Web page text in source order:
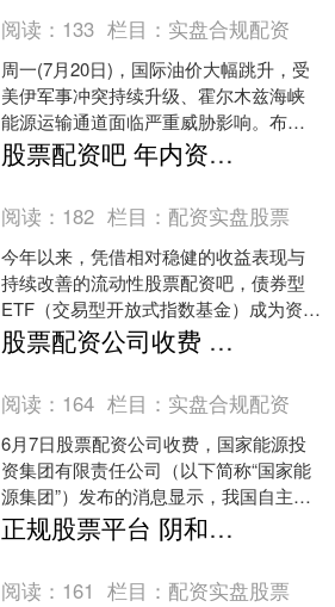
阅读： 133 栏目： 实盘合规配资
周一(7月20日)，国际油价大幅跳升，受
美伊军事冲突持续升级、霍尔木兹海峡
能源运输通道面临严重威胁影响。布伦
特原油期货一度突破每桶91美元，美原
油(WTI)一度....
股票配资吧 年内资金持续增配债券型ETF
阅读： 182 栏目： 配资实盘股票
今年以来，凭借相对稳健的收益表现与
持续改善的流动性股票配资吧，债券型
ETF（交易型开放式指数基金）成为资金
避险保值、底仓配置的重要选择。Wind
数据显示，截至6....
股票配资公司收费 核心技术持续突破 煤电企业绿色低碳转型提速
阅读： 164 栏目： 实盘合规配资
6月7日股票配资公司收费，国家能源投
资集团有限责任公司（以下简称“国家能
源集团”）发布的消息显示，我国自主研
发的氢煤混烧技术首次实现了50%绿氢大
比例掺烧以及1....
正规股票平台 阴和俊：持续推进概念验证、中试验证平台等建设 打造一批未来产业重大应用场景
阅读： 161 栏目： 配资实盘股票